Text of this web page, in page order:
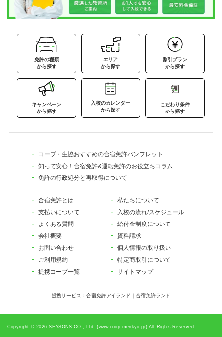
免許の種類
から探す
エリア
から探す
割引プラン
から探す
キャンペーン
から探す
入校のカレンダー
から探す
こだわり条件
から探す
コープ・生協おすすめの合宿免許パンフレット
知って安心！合宿免許&運転免許のお役立ちコラム
免許の行政処分と再取得について
合宿免許とは
私たちについて
支払いについて
入校の流れ/スケジュール
よくある質問
給付金制度について
会社概要
資料請求
お問い合わせ
個人情報の取り扱い
ご利用規約
特定商取引について
提携コープ一覧
サイトマップ
提携サービス： 合宿免許アイランド ｜ 合宿免許ランド
Copyright © 2026 SEASONS CO., Ltd. (www.coop-menkyo.jp) All Rights Reserved.